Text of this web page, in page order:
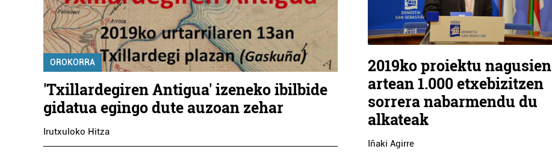
OROKORRA
'Txillardegiren Antigua' izeneko ibilbide
gidatua egingo dute auzoan zehar
Irutxuloko Hitza
2019ko proiektu nagusien
artean 1.000 etxebizitzen
sorrera nabarmendu du
alkateak
Iñaki Agirre